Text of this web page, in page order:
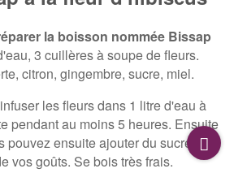
la boisson nommée Bissap
3 cuillères à soupe de fleurs.
citron, gingembre, sucre, miel.
les fleurs dans 1 litre d'eau à
pendant au moins 5 heures. Ensuite
pouvez ensuite ajouter du sucre ou
vos goûts. Se bois très frais.